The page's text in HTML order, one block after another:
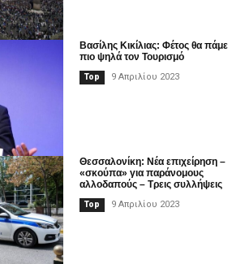
Βασίλης Κικίλιας: Φέτος θα πάμε
πιο ψηλά τον Τουρισμό
Top 9 Απριλίου 2023
Θεσσαλονίκη: Νέα επιχείρηση –
«σκούπα» για παράνομους
αλλοδαπούς – Τρεις συλλήψεις
Top 9 Απριλίου 2023